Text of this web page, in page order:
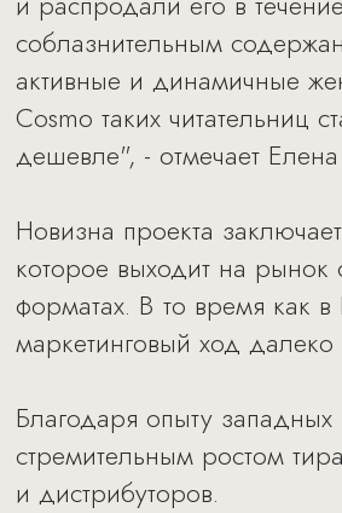
соблазнительным
активные и динамичные
Cosmo таких читательниц
дешевле", - отмечает
Новизна проекта
которое выходит на
форматах. В то время как
маркетинговый ход
Благодаря опыту
стремительным ростом
и дистрибуторов.